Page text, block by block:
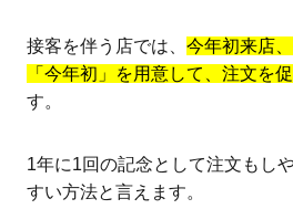
接客を伴う店では、 今年初来店
「今年初」を用意して、注文を
す。
1年に1回の記念として注文もし
すい方法と言えます。